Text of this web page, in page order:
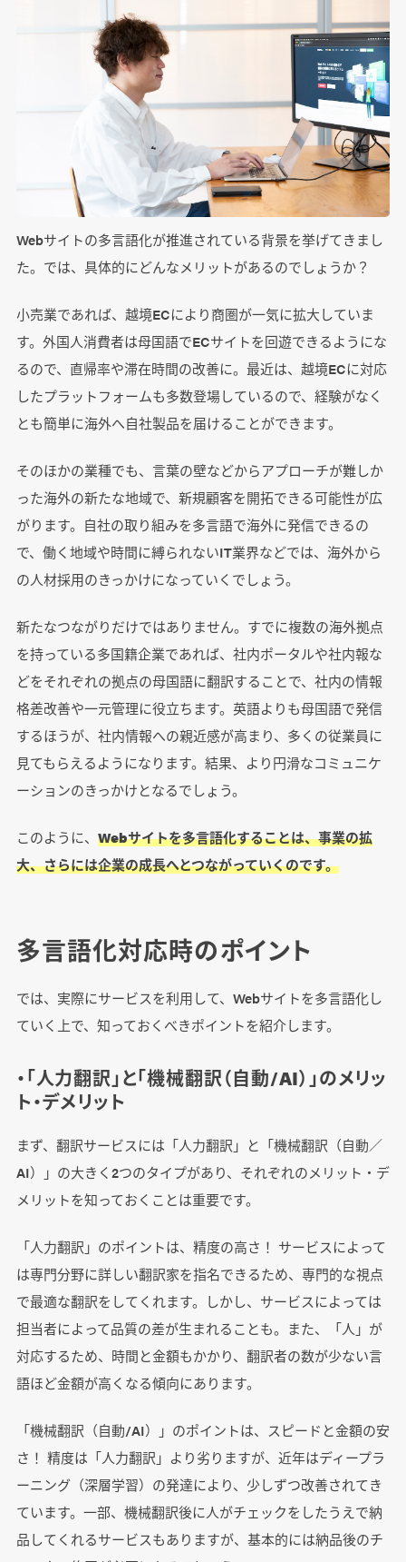
Webサイトの多言語化が推進されている背景を挙げてきまし
た。では、具体的にどんなメリットがあるのでしょうか？
小売業であれば、越境ECにより商圏が一気に拡大していま
す。外国人消費者は母国語でECサイトを回遊できるようにな
るので、直帰率や滞在時間の改善に。最近は、越境ECに対応
したプラットフォームも多数登場しているので、経験がなく
とも簡単に海外へ自社製品を届けることができます。
そのほかの業種でも、言葉の壁などからアプローチが難しか
った海外の新たな地域で、新規顧客を開拓できる可能性が広
がります。自社の取り組みを多言語で海外に発信できるの
で、働く地域や時間に縛られないIT業界などでは、海外から
の人材採用のきっかけになっていくでしょう。
新たなつながりだけではありません。すでに複数の海外拠点
を持っている多国籍企業であれば、社内ポータルや社内報な
どをそれぞれの拠点の母国語に翻訳することで、社内の情報
格差改善や一元管理に役立ちます。英語よりも母国語で発信
するほうが、社内情報への親近感が高まり、多くの従業員に
見てもらえるようになります。結果、より円滑なコミュニケ
ーションのきっかけとなるでしょう。
このように、 Webサイトを多言語化することは、事業の拡
大、さらには企業の成長へとつながっていくのです。
多言語化対応時のポイント
では、実際にサービスを利用して、Webサイトを多言語化し
ていく上で、知っておくべきポイントを紹介します。
・「人力翻訳」と「機械翻訳（自動/AI）」のメリッ
ト・デメリット
まず、翻訳サービスには「人力翻訳」と「機械翻訳（自動／
AI）」の大きく2つのタイプがあり、それぞれのメリット・デ
メリットを知っておくことは重要です。
「人力翻訳」のポイントは、精度の高さ！ サービスによって
は専門分野に詳しい翻訳家を指名できるため、専門的な視点
で最適な翻訳をしてくれます。しかし、サービスによっては
担当者によって品質の差が生まれることも。また、「人」が
対応するため、時間と金額もかかり、翻訳者の数が少ない言
語ほど金額が高くなる傾向にあります。
「機械翻訳（自動/AI）」のポイントは、スピードと金額の安
さ！ 精度は「人力翻訳」より劣りますが、近年はディープラ
ーニング（深層学習）の発達により、少しずつ改善されてき
ています。一部、機械翻訳後に人がチェックをしたうえで納
品してくれるサービスもありますが、基本的には納品後のチ